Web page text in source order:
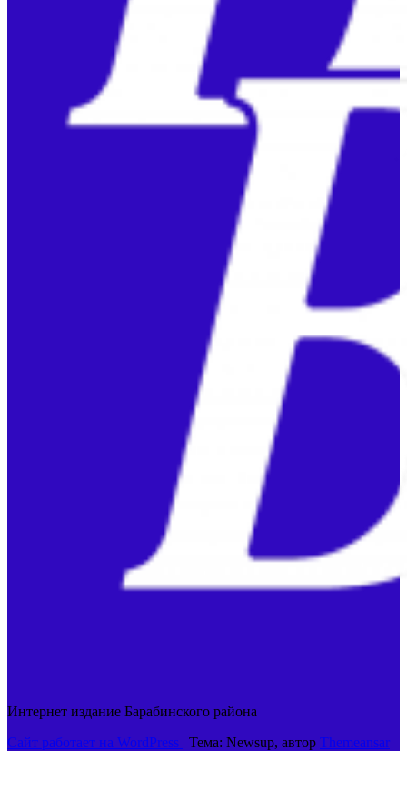
Интернет издание Барабинского района
Сайт работает на WordPress | Тема: Newsup, автор Themeansar